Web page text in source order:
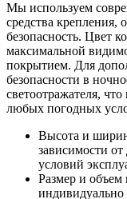
Мы используем
средства крепления,
безопасность. Цвет
максимальной
покрытием. Для
безопасности в
светоотражателя,
любых погодных
Высота и
зависимости
условий
Размер и объем
индивидуально